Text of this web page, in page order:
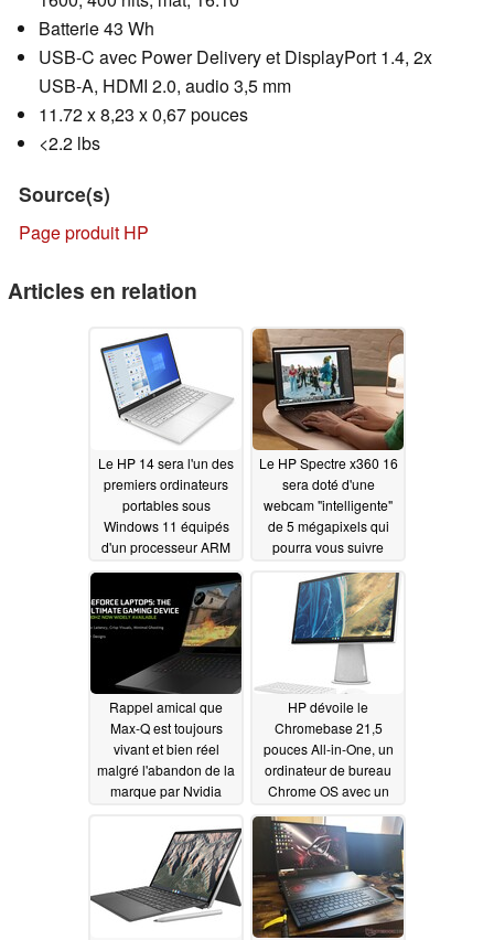
Batterie 43 Wh
USB-C avec Power Delivery et DisplayPort 1.4, 2x
USB-A, HDMI 2.0, audio 3,5 mm
11.72 x 8,23 x 0,67 pouces
<2.2 lbs
Source(s)
Page produit HP
Articles en relation
Le HP 14 sera l'un des
premiers ordinateurs
portables sous
Windows 11 équipés
d'un processeur ARM
Qualcomm
Snapdragon 7c Gen 2
09/21/2021
Le HP Spectre x360 16
sera doté d'une
webcam "intelligente"
de 5 mégapixels qui
pourra vous suivre
dans la pièce09/21/2021
Rappel amical que
Max-Q est toujours
vivant et bien réel
malgré l'abandon de la
marque par Nvidia
HP dévoile le
Chromebase 21,5
pouces All-in-One, un
ordinateur de bureau
Chrome OS avec un
écran rotatif et des
processeurs Intel
Comet Lake-U
08/12/2021